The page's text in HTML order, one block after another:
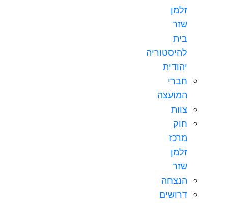
זלמן
שזר
בית
להיסטוריה
יהודית
חברי
המועצה
צוות
חוק
מרכז
זלמן
שזר
הנצחה
דרושים